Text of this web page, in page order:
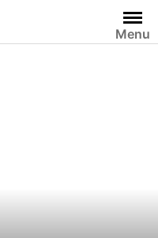
Menu